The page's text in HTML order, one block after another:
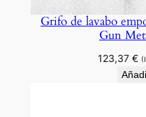
Grifo de lavabo
Gun
123,37 €